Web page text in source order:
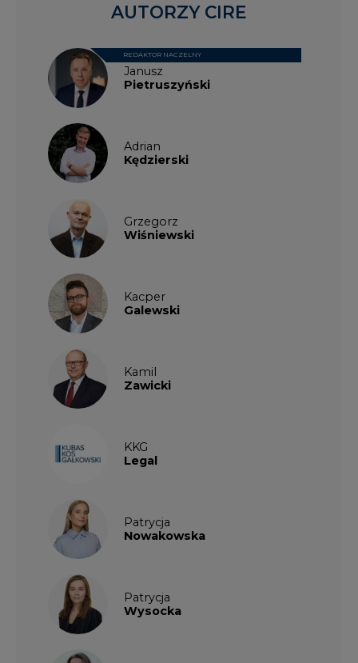
Janusz
Pietruszyński
REDAKTOR NACZELNY
Adrian
Kędzierski
Grzegorz
Wiśniewski
Kacper
Galewski
Kamil
Zawicki
KKG
Legal
Patrycja
Nowakowska
Patrycja
Wysocka
AUTORZY CIRE